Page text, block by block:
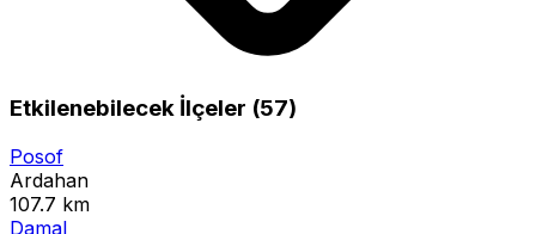
Etkilenebilecek İlçeler (57)
Posof
Ardahan
107.7 km
Damal